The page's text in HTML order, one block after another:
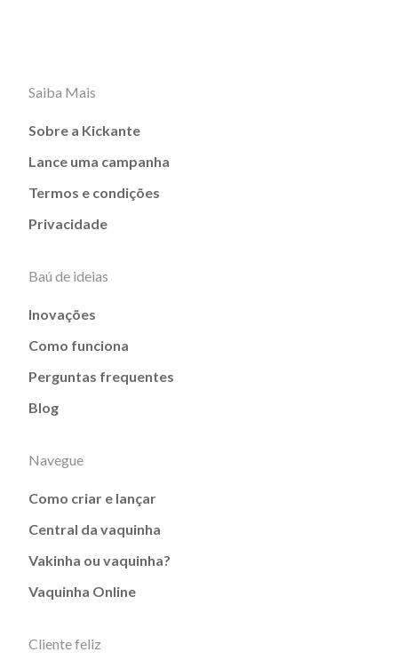
Saiba Mais
Sobre a Kickante
Lance uma campanha
Termos e condições
Privacidade
Baú de ideias
Inovações
Como funciona
Perguntas frequentes
Blog
Navegue
Como criar e lançar
Central da vaquinha
Vakinha ou vaquinha?
Vaquinha Online
Cliente feliz